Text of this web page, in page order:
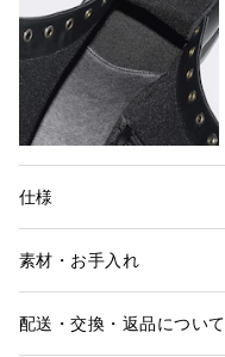
仕様
素材・お手入れ
配送・交換・返品について